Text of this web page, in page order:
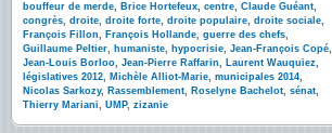
bouffeur de merde, Brice Hortefeux, centre, Claude Guéant,
congrès, droite, droite forte, droite populaire, droite sociale,
François Fillon, François Hollande, guerre des chefs,
Guillaume Peltier, humaniste, hypocrisie, Jean-François Copé,
Jean-Louis Borloo, Jean-Pierre Raffarin, Laurent Wauquiez,
législatives 2012, Michèle Alliot-Marie, municipales 2014,
Nicolas Sarkozy, Rassemblement, Roselyne Bachelot, sénat,
Thierry Mariani, UMP, zizanie